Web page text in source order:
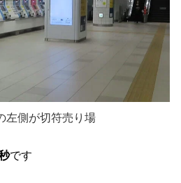
左側が切符売り場
です